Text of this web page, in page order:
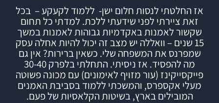
אז החלטתי לנסות חלום ישן- ללמוד לקעקע – בכל
זאת ציירתי לפני שידעתי ללכת. למדתי כל תחום
שקשור לאמנות באקדמיות גבוהות לאמנות במשך
15 שנים – וואללה יש מצב זה יכול להיות אחלה עסק
שמפרנס את המשפחה שלי. כשאין ברירות? אין גם
מה להפסיד. אז ניסיתי.
התחלתי בלפרק 30-40
פייקסייקינז (עור מזויף לאימונים) עם מכונה פשוטה
מעלי אקספרס, והמשכתי ללמודבסביבת האמנים
המובילים בארץ,בשיטות הקלאסיות של פעם.